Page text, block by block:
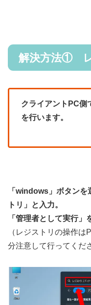
解決方法①
クライアントPC側
を行います。
「windows」ボタン
トリ」と入力。
「管理者として実行」
（レジストリの操作
分注意して行ってくだ